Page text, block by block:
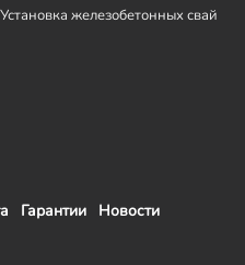
Гарантии
Новости
Установка железобетонных свай